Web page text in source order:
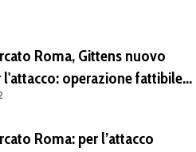
Roma, Gittens nuovo
l'attacco: operazione fattibile
Roma: per l’attacco